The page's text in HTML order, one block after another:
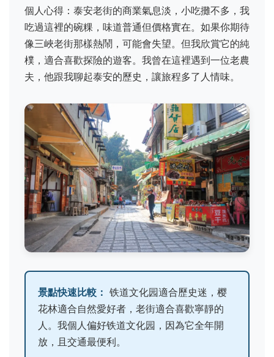
個人心得：泰安老街的商業氣息淡，小吃攤不多，我
吃過這裡的碗粿，味道普通但價格實在。如果你期待
像三峽老街那樣熱鬧，可能會失望。但我欣賞它的純
樸，適合喜歡探險的遊客。我曾在這裡遇到一位老農
夫，他跟我聊起泰安的歷史，讓旅程多了人情味。
景點快速比較： 铁道文化园適合歷史迷，樱
花林適合自然愛好者，老街適合喜歡寧靜的
人。我個人偏好铁道文化园，因為它全年開
放，且交通最便利。